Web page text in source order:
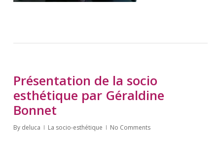
Présentation de la socio
esthétique par Géraldine
Bonnet
By deluca La socio-esthétique No Comments